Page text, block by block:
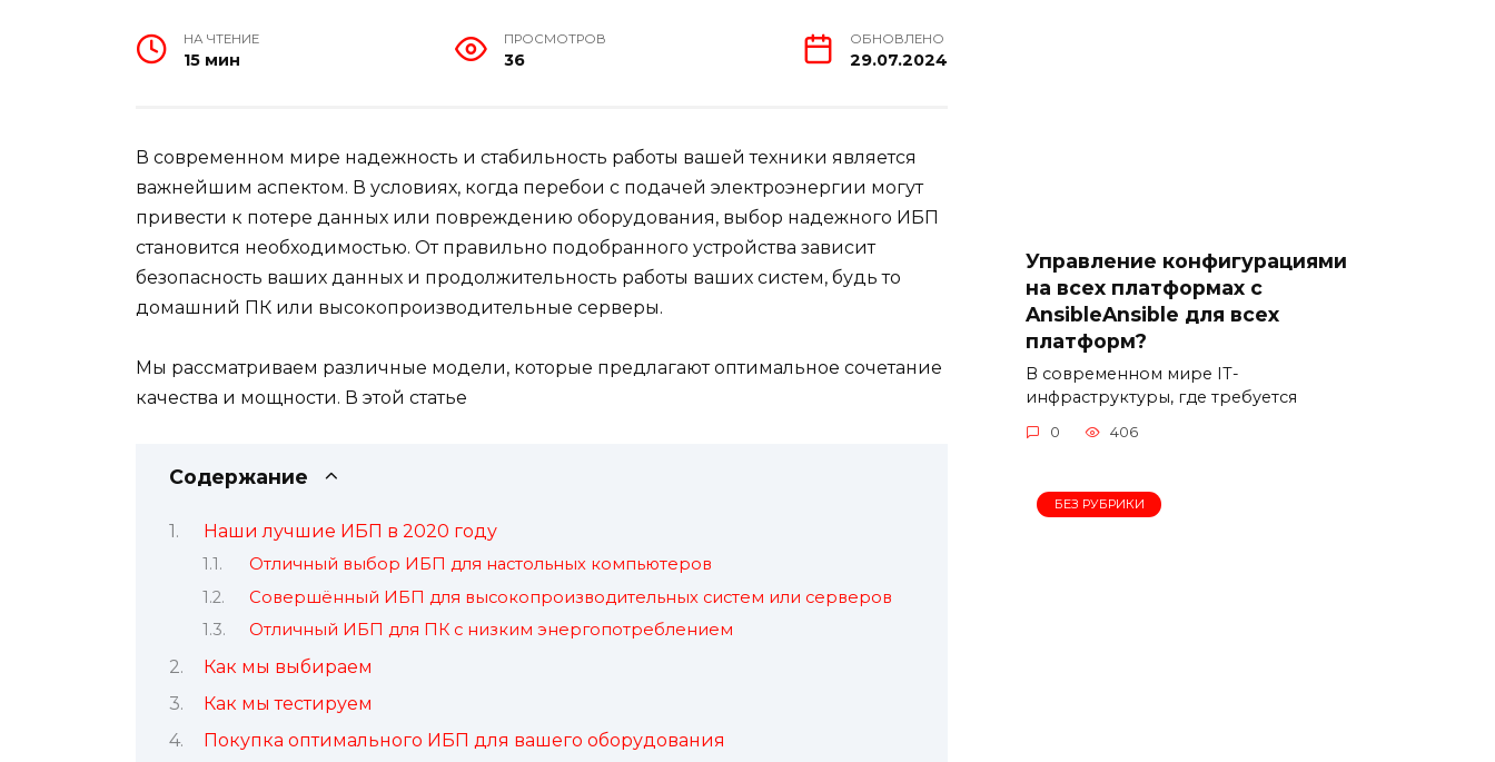
НА ЧТЕНИЕ
15 мин
ПРОСМОТРОВ
36
ОБНОВЛЕНО
29.07.2024
В современном мире надежность и стабильность работы вашей техники является
важнейшим аспектом. В условиях, когда перебои с подачей электроэнергии могут
привести к потере данных или повреждению оборудования, выбор надежного ИБП
становится необходимостью. От правильно подобранного устройства зависит
безопасность ваших данных и продолжительность работы ваших систем, будь то
домашний ПК или высокопроизводительные серверы.
Мы рассматриваем различные модели, которые предлагают оптимальное сочетание
качества и мощности. В этой статье
Содержание
Наши лучшие ИБП в 2020 году
Отличный выбор ИБП для настольных компьютеров
Совершённый ИБП для высокопроизводительных систем или серверов
Отличный ИБП для ПК с низким энергопотреблением
Как мы выбираем
Как мы тестируем
Покупка оптимального ИБП для вашего оборудования
Управление конфигурациями
на всех платформах с
AnsibleAnsible для всех
платформ?
В современном мире IT-
инфраструктуры, где требуется
0 406
БЕЗ РУБРИКИ